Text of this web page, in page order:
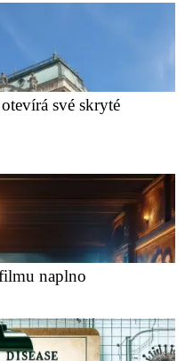
své skryté
naplno